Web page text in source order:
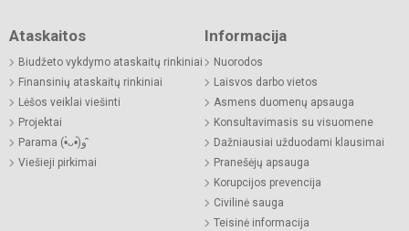
Ataskaitos
Biudžeto vykdymo ataskaitų rinkiniai
Finansinių ataskaitų rinkiniai
Lėšos veiklai viešinti
Projektai
Parama (•̀ᴗ•́)و ̑̑
Viešieji pirkimai
Informacija
Nuorodos
Laisvos darbo vietos
Asmens duomenų apsauga
Konsultavimasis su visuomene
Dažniausiai užduodami klausimai
Pranešėjų apsauga
Korupcijos prevencija
Civilinė sauga
Teisinė informacija